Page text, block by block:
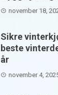
november 18,
Sikre
beste
år
november 4,